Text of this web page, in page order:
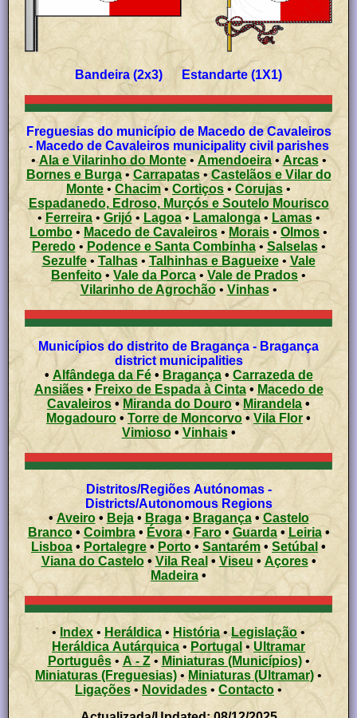
Bandeira (2x3) Estandarte (1X1)
Freguesias do município de Macedo de Cavaleiros
- Macedo de Cavaleiros municipality civil parishes
•Ala e Vilarinho do Monte• Amendoeira• Arcas•
Bornes e Burga • Carrapatas •Castelãos e Vilar do
Monte • Chacim• Cortiços • Corujas •
Espadanedo, Edroso, Murçós e Soutelo Mourisco
• Ferreira• Grijó• Lagoa• Lamalonga• Lamas•
Lombo • Macedo de Cavaleiros • Morais • Olmos•
Peredo• Podence e Santa Combinha • Salselas•
Sezulfe• Talhas• Talhinhas e Bagueixe • Vale
Benfeito • Vale da Porca • Vale de Prados •
Vilarinho de Agrochão• Vinhas•
Municípios do distrito de Bragança - Bragança
district municipalities
• Alfândega da Fé• Bragança• Carrazeda de
Ansiães• Freixo de Espada à Cinta• Macedo de
Cavaleiros• Miranda do Douro• Mirandela •
Mogadouro •Torre de Moncorvo • Vila Flor •
Vimioso•Vinhais•
Distritos/Regiões Autónomas -
Districts/Autonomous Regions
•Aveiro• Beja• Braga• Bragança• Castelo
Branco•Coimbra• Évora• Faro• Guarda• Leiria•
Lisboa • Portalegre • Porto • Santarém • Setúbal •
Viana do Castelo•Vila Real • Viseu • Açores •
Madeira •
• Index • Heráldica • História •Legislação •
Heráldica Autárquica • Portugal • Ultramar
Português• A - Z• Miniaturas (Municípios)•
Miniaturas (Freguesias)• Miniaturas (Ultramar)•
Ligações• Novidades • Contacto •